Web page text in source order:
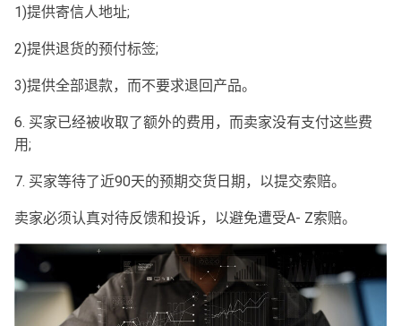
1)提供寄信人地址;
2)提供退货的预付标签;
3)提供全部退款，而不要求退回产品。
6. 买家已经被收取了额外的费用，而卖家没有支付这些费
用;
7. 买家等待了近90天的预期交货日期，以提交索赔。
卖家必须认真对待反馈和投诉，以避免遭受A- Z索赔。